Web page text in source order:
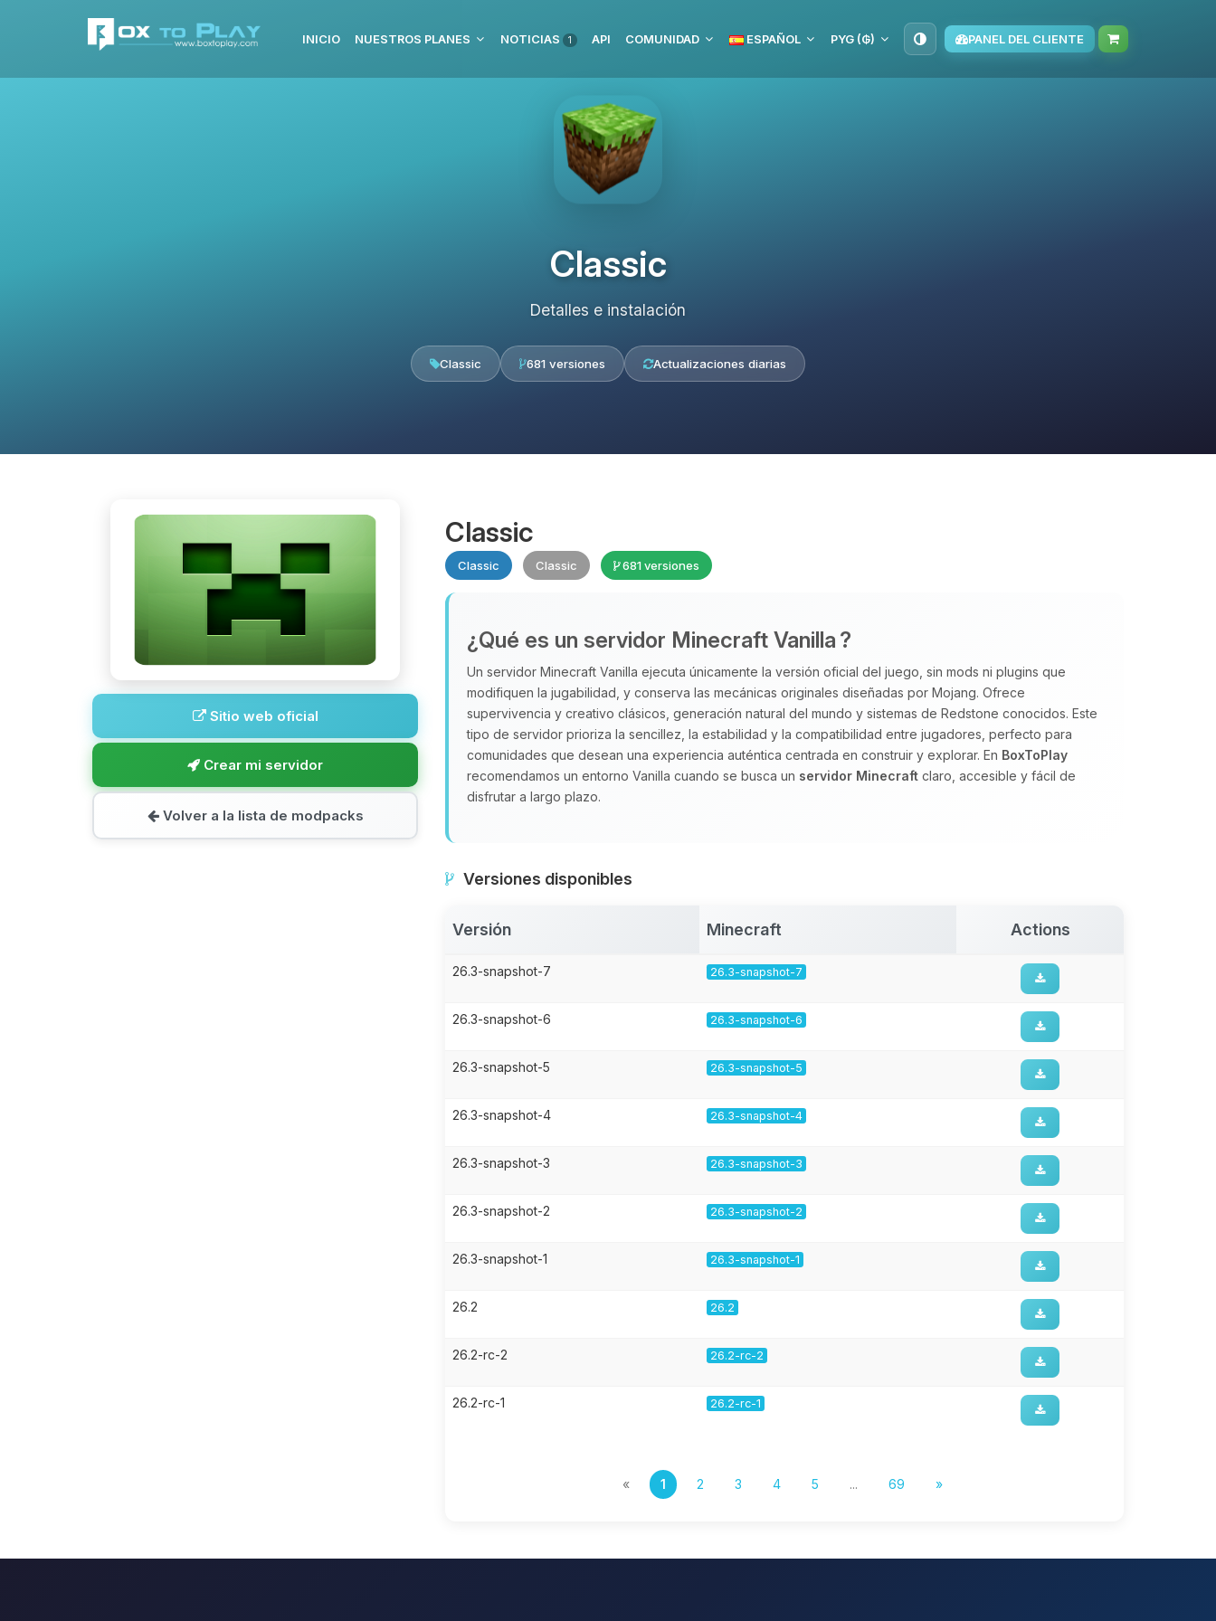
INICIO NUESTROS PLANES NOTICIAS 1 API COMUNIDAD ESPAÑOL PYG (₲) PANEL DEL CLIENTE
Classic
Detalles e instalación
Classic 681 versiones Actualizaciones diarias
Sitio web oficial
Crear mi servidor
Volver a la lista de modpacks
Classic
Classic Classic 681 versiones
¿Qué es un servidor Minecraft Vanilla ?
Un servidor Minecraft Vanilla ejecuta únicamente la versión oficial del juego, sin mods ni plugins que
modifiquen la jugabilidad, y conserva las mecánicas originales diseñadas por Mojang. Ofrece
supervivencia y creativo clásicos, generación natural del mundo y sistemas de Redstone conocidos. Este
tipo de servidor prioriza la sencillez, la estabilidad y la compatibilidad entre jugadores, perfecto para
comunidades que desean una experiencia auténtica centrada en construir y explorar. En BoxToPlay
recomendamos un entorno Vanilla cuando se busca un servidor Minecraft claro, accesible y fácil de
disfrutar a largo plazo.
Versiones disponibles
Versión Minecraft Actions
26.3-snapshot-7 26.3-snapshot-7
26.3-snapshot-6 26.3-snapshot-6
26.3-snapshot-5 26.3-snapshot-5
26.3-snapshot-4 26.3-snapshot-4
26.3-snapshot-3 26.3-snapshot-3
26.3-snapshot-2 26.3-snapshot-2
26.3-snapshot-1 26.3-snapshot-1
26.2 26.2
26.2-rc-2 26.2-rc-2
26.2-rc-1 26.2-rc-1
« 1 2 3 4 5 ... 69 »